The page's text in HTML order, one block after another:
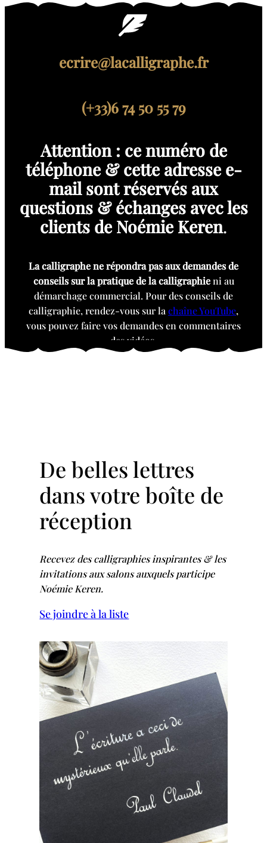
ecrire@lacalligraphe.fr
(+33)6 74 50 55 79
Attention : ce numéro de
téléphone & cette adresse e-
mail sont réservés aux
questions & échanges avec les
clients de Noémie Keren.
La calligraphe ne répondra pas aux demandes de
conseils sur la pratique de la calligraphieni au
démarchage commercial. Pour des conseils de
calligraphie, rendez-vous sur lachaîne YouTube,
vous pouvez faire vos demandes en commentaires
des vidéos.
De belles lettres
dans votre boîte de
réception
Recevez des calligraphies inspirantes & les
invitations aux salons auxquels participe
Noémie Keren.
Se joindre à la liste